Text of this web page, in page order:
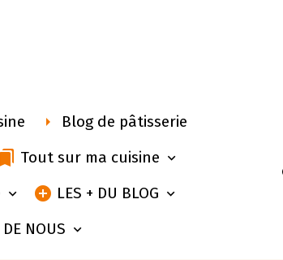
Blog de pâtisserie
Tout sur ma cuisine
LES + DU BLOG
NOUS